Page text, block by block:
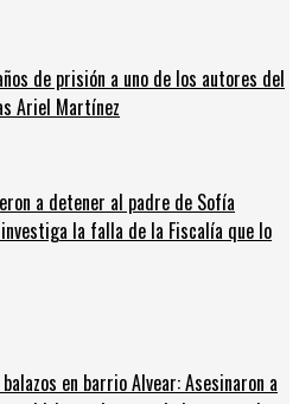
de prisión a uno de los autores del
Ariel Martínez
a detener al padre de Sofía
la falla de la Fiscalía que lo
en barrio Alvear: Asesinaron a